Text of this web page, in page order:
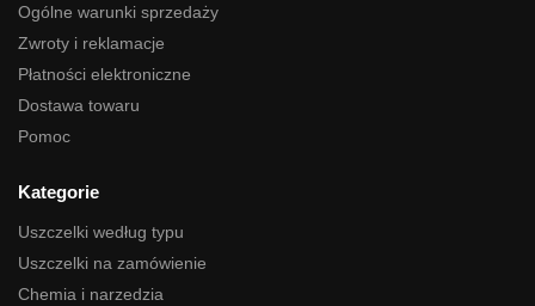
Ogólne warunki sprzedaży
Zwroty i reklamacje
Płatności elektroniczne
Dostawa towaru
Pomoc
Kategorie
Uszczelki według typu
Uszczelki na zamówienie
Chemia i narzedzia